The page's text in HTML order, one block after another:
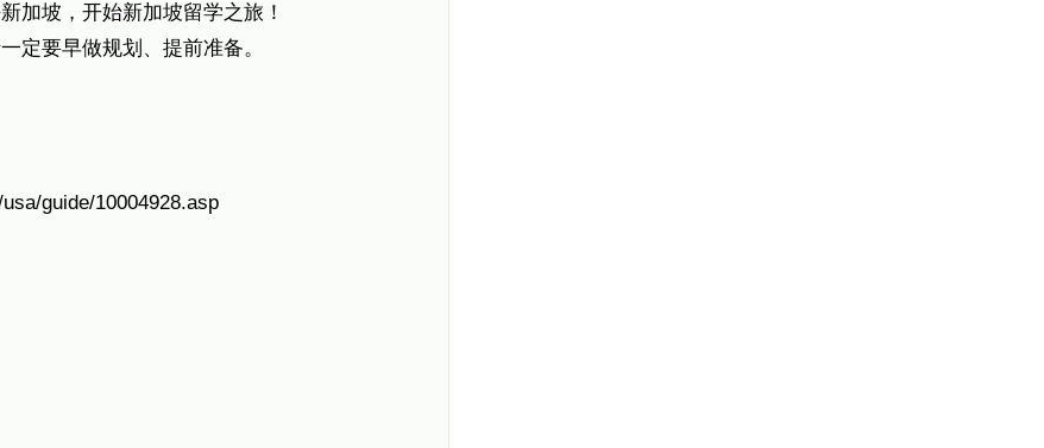
加坡，开始新加坡留学之旅！
定要早做规划、提前准备。
guide/10004928.asp